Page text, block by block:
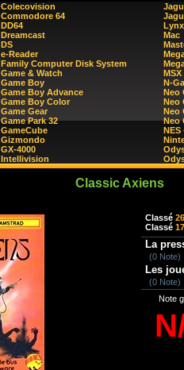
Colecovision
Commodore 64
DD64
Dreamcast
DS
e-Reader
Family Computer Disk System
Game & Watch
Game Boy
Game Boy Advance
Game Boy Color
Game Gear
Game Park 32
GameCube
Gizmondo
GX-4000
Intellivision
Lynx
Mac
MSX
N-
Neo
Neo
Neo
Neo
NES
Classic Axiens
Classé
Classé
La
(0 Note)
Les
(0 Note)
Note